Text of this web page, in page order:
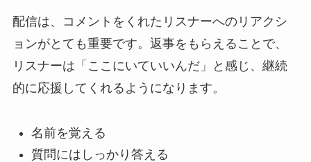
配信は、コメントをくれたリスナーへのリアクシ
ョンがとても重要です。返事をもらえることで、
リスナーは「ここにいていいんだ」と感じ、継続
的に応援してくれるようになります。
名前を覚える
質問にはしっかり答える